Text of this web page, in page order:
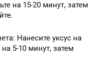
на 15-20 минут, затем
Нанесите уксус на
5-10 минут, затем